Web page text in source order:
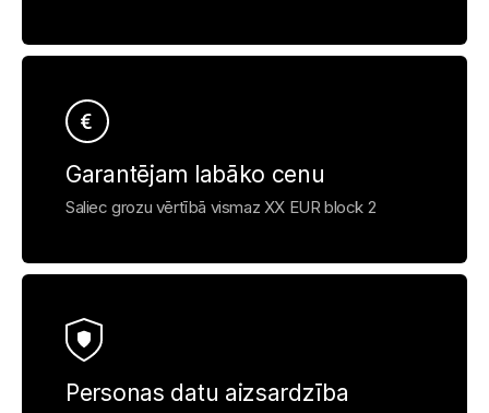
Garantējam labāko cenu
Saliec grozu vērtībā vismaz XX EUR block 2
Personas datu aizsardzība